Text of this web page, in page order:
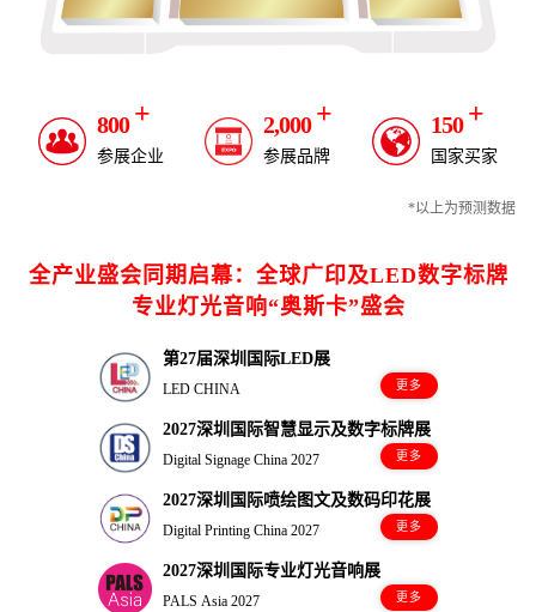
800+
参展企业
2,000+
参展品牌
150+
国家买家
*以上为预测数据
全产业盛会同期启幕：全球广印及LED数字标牌
专业灯光音响“奥斯卡”盛会
第27届深圳国际LED展
LED CHINA 更多
2027深圳国际智慧显示及数字标牌展
Digital Signage China 2027 更多
2027深圳国际喷绘图文及数码印花展
Digital Printing China 2027 更多
2027深圳国际专业灯光音响展
PALS Asia 2027 更多